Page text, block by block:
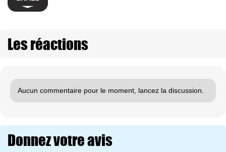
Les réactions
Aucun commentaire pour le moment, lancez la discussion.
Donnez votre avis